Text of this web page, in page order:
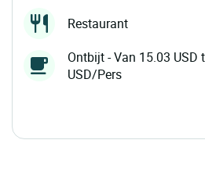
Restaurant
Ontbijt - Van 15.03 USD
USD/Pers